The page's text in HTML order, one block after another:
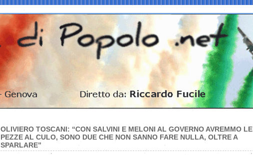
OLIVIERO TOSCANI: “CON SALVINI E MELONI AL GOVERNO AVREMMO LE
PEZZE AL CULO, SONO DUE CHE NON SANNO FARE NULLA, OLTRE A
SPARLARE”